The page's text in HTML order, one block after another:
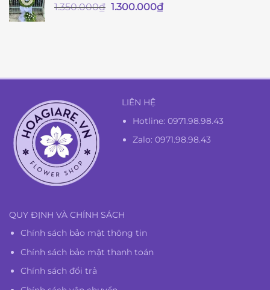
1.350.000₫ Giá
1.300.000₫Giá
LIÊN HỆ
Hotline:0971.98.98.43
Zalo: 0971.98.98.43
QUY ĐỊNH VÀ CHÍNH SÁCH
Chính sách bảo mật thông tin
Chính sách bảo mật thanh toán
Chính sách đổi trả